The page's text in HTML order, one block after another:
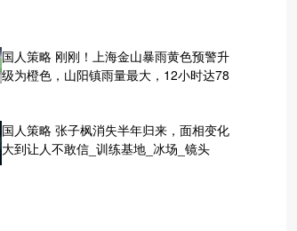
国人策略 刚刚！上海金山暴雨黄色预警升
级为橙色，山阳镇雨量最大，12小时达78
国人策略 张子枫消失半年归来，面相变化
大到让人不敢信_训练基地_冰场_镜头